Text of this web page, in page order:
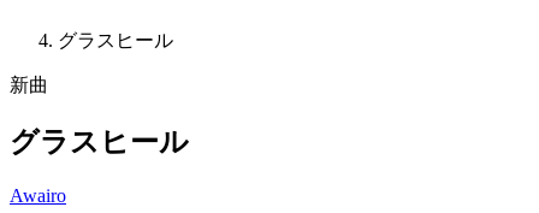
グラスヒール
新曲
グラスヒール
Awairo